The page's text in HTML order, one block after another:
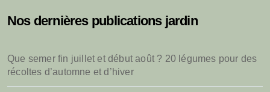
r
e
r
Nos dernières publications jardin
Que semer fin juillet et début août ? 20 légumes pour des
récoltes d’automne et d’hiver